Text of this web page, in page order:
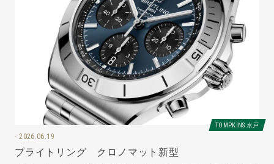
TOMPKINS 水戸
2026.06.19
ブライトリング クロノマット新型